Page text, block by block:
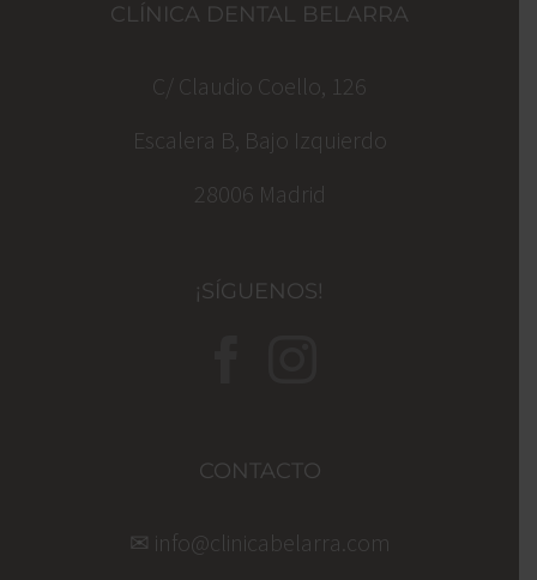
CLÍNICA DENTAL BELARRA
C/ Claudio Coello, 126
Escalera B, Bajo Izquierdo
28006 Madrid
¡SÍGUENOS!
CONTACTO
✉ info@clinicabelarra.com